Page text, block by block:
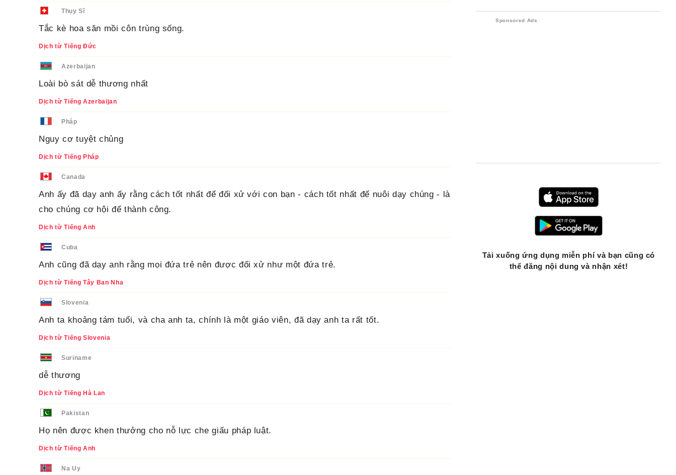
Thụy Sĩ
Tắc kè hoa săn mồi côn trùng sống.
Dịch từ Tiếng Đức
Azerbaijan
Loài bò sát dễ thương nhất
Dịch từ Tiếng Azerbaijan
Pháp
Nguy cơ tuyệt chủng
Dịch từ Tiếng Pháp
Canada
Anh ấy đã dạy anh ấy rằng cách tốt nhất để đối xử với con bạn - cách tốt nhất để nuôi dạy chúng - là
cho chúng cơ hội để thành công.
Dịch từ Tiếng Anh
Cuba
Anh cũng đã dạy anh rằng mọi đứa trẻ nên được đối xử như một đứa trẻ.
Dịch từ Tiếng Tây Ban Nha
Slovenia
Anh ta khoảng tám tuổi, và cha anh ta, chính là một giáo viên, đã dạy anh ta rất tốt.
Dịch từ Tiếng Slovenia
Suriname
dễ thương
Dịch từ Tiếng Hà Lan
Pakistan
Họ nên được khen thưởng cho nỗ lực che giấu pháp luật.
Dịch từ Tiếng Anh
Na Uy
Sponsored Ads
Tải xuống ứng dụng miễn phí và bạn cũng có
thể đăng nội dung và nhận xét!